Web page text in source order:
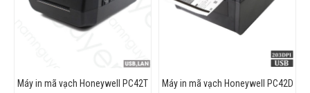
Máy in mã vạch Honeywell PC42T
Máy in mã vạch Honeywell PC42D